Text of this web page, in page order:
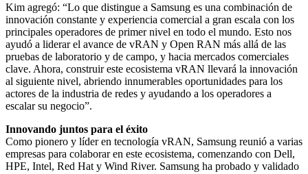
Kim agregó: “Lo que distingue a Samsung es una combinación de
innovación constante y experiencia comercial a gran escala con los
principales operadores de primer nivel en todo el mundo. Esto nos
ayudó a liderar el avance de vRAN y Open RAN más allá de las
pruebas de laboratorio y de campo, y hacia mercados comerciales
clave. Ahora, construir este ecosistema vRAN llevará la innovación
al siguiente nivel, abriendo innumerables oportunidades para los
actores de la industria de redes y ayudando a los operadores a
escalar su negocio”.
Innovando juntos para el éxito
Como pionero y líder en tecnología vRAN, Samsung reunió a varias
empresas para colaborar en este ecosistema, comenzando con Dell,
HPE, Intel, Red Hat y Wind River. Samsung ha probado y validado